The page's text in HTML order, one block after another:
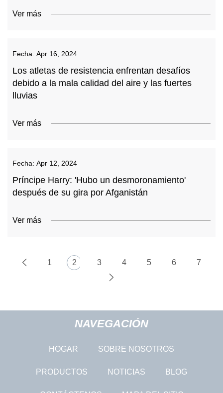
Ver más
Fecha: Apr 16, 2024
Los atletas de resistencia enfrentan desafíos
debido a la mala calidad del aire y las fuertes
lluvias
Ver más
Fecha: Apr 12, 2024
Príncipe Harry: 'Hubo un desmoronamiento'
después de su gira por Afganistán
Ver más
1 2 3 4 5 6 7
NAVEGACIÓN
HOGAR SOBRE NOSOTROS
PRODUCTOS NOTICIAS BLOG